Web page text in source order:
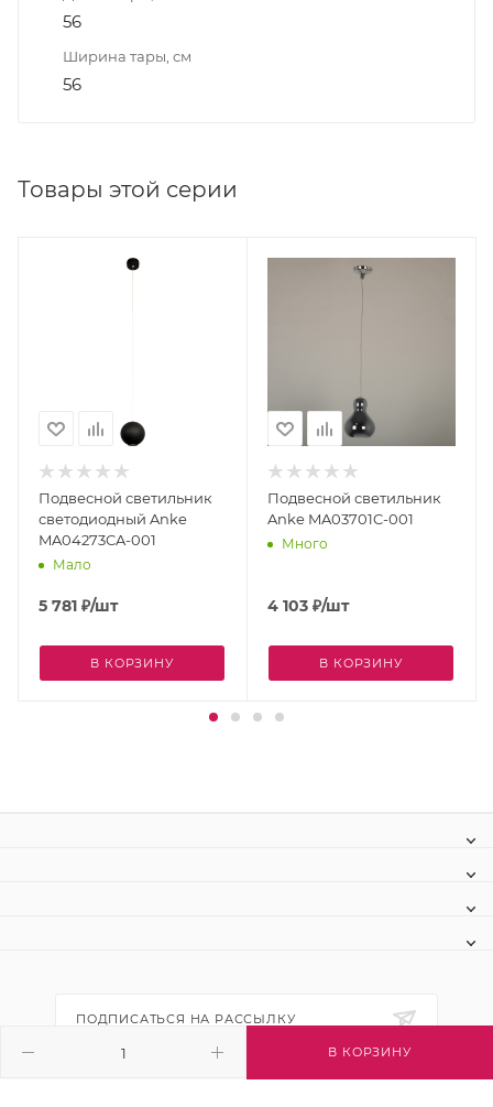
В КОРЗИНУ
56
Ширина тары, см
56
Товары этой серии
Подвесной светильник
светодиодный Anke
MA04273CA-001
Мало
5 781 ₽/шт
В КОРЗИНУ
Подвесной светильник
Anke MA03701C-001
Много
4 103 ₽/шт
В КОРЗИНУ
ПОДПИСАТЬСЯ НА РАССЫЛКУ